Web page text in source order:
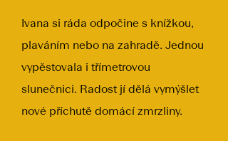
Ivana si ráda odpočine s knížkou,
plaváním nebo na zahradě. Jednou
vypěstovala i třímetrovou
slunečnici. Radost jí dělá vymýšlet
nové příchutě domácí zmrzliny.